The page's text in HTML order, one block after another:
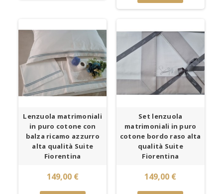
Lenzuola matrimoniali
in puro cotone con
balza ricamo azzurro
alta qualità Suite
Fiorentina
149,00 €
Set lenzuola
matrimoniali in puro
cotone bordo raso alta
qualità Suite
Fiorentina
149,00 €